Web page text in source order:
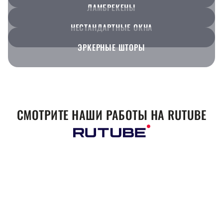
ЛАМБРЕКЕНЫ
НЕСТАНДАРТНЫЕ ОКНА
ЭРКЕРНЫЕ ШТОРЫ
СМОТРИТЕ НАШИ РАБОТЫ НА RUTUBE